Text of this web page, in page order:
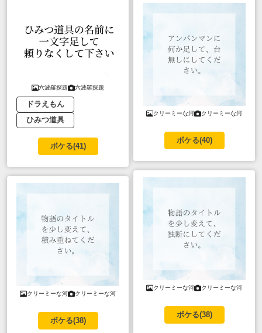
六波羅探題 六波羅探題
ドラえもん
ひみつ道具
ボケる(41)
クリーミーな河 クリーミーな河
ボケる(38)
クリーミーな河 クリーミーな河
ボケる(40)
クリーミーな河 クリーミーな河
ボケる(38)